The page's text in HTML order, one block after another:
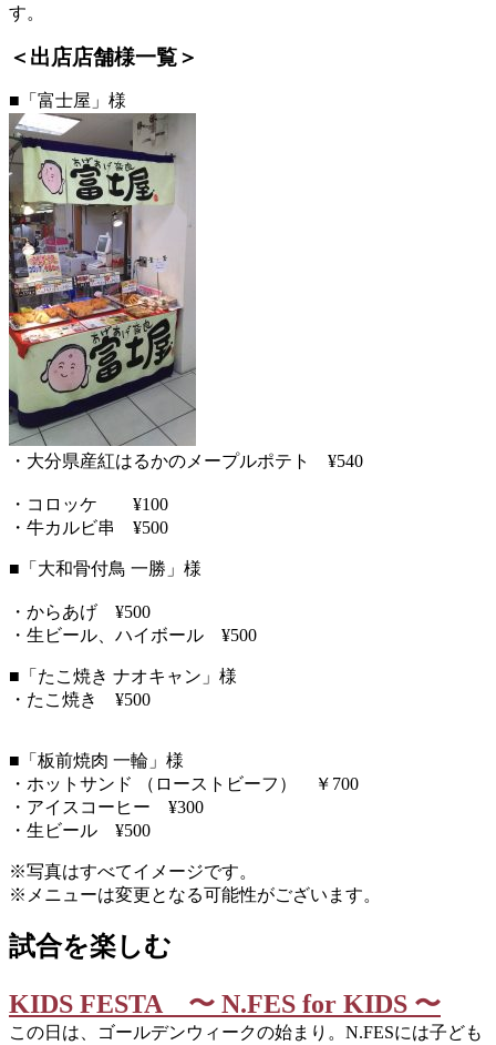
す。
＜出店店舗様一覧＞
■「富士屋」様
・大分県産紅はるかのメープルポテト ¥540
・コロッケ ¥100
・牛カルビ串 ¥500
■「大和骨付鳥 一勝」様
・からあげ ¥500
・生ビール、ハイボール ¥500
■「たこ焼き ナオキャン」様
・たこ焼き ¥500
■「板前焼肉 一輪」様
・ホットサンド （ローストビーフ） ￥700
・アイスコーヒー ¥300
・生ビール ¥500
※写真はすべてイメージです。
※メニューは変更となる可能性がございます。
試合を楽しむ
KIDS FESTA 〜 N.FES for KIDS 〜
この日は、ゴールデンウィークの始まり。N.FESには子ども